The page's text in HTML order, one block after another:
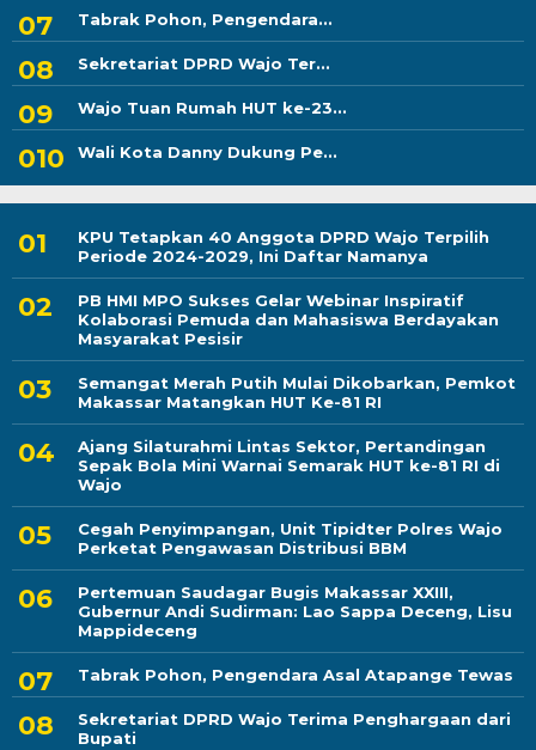
Tabrak Pohon, Pengendara...
Sekretariat DPRD Wajo Ter...
Wajo Tuan Rumah HUT ke-23...
Wali Kota Danny Dukung Pe...
KPU Tetapkan 40 Anggota DPRD Wajo Terpilih
Periode 2024-2029, Ini Daftar Namanya
PB HMI MPO Sukses Gelar Webinar Inspiratif
Kolaborasi Pemuda dan Mahasiswa Berdayakan
Masyarakat Pesisir
Semangat Merah Putih Mulai Dikobarkan, Pemkot
Makassar Matangkan HUT Ke-81 RI
Ajang Silaturahmi Lintas Sektor, Pertandingan
Sepak Bola Mini Warnai Semarak HUT ke-81 RI di
Wajo
Cegah Penyimpangan, Unit Tipidter Polres Wajo
Perketat Pengawasan Distribusi BBM
Pertemuan Saudagar Bugis Makassar XXIII,
Gubernur Andi Sudirman: Lao Sappa Deceng, Lisu
Mappideceng
Tabrak Pohon, Pengendara Asal Atapange Tewas
Sekretariat DPRD Wajo Terima Penghargaan dari
Bupati